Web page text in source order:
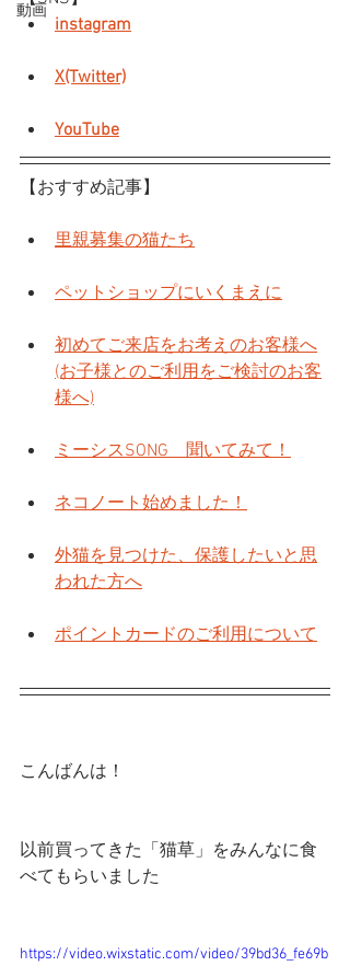
動画
instagram
X(Twitter)
YouTube
【おすすめ記事】
里親募集の猫たち
ペットショップにいくまえに
初めてご来店をお考えのお客様へ
(お子様とのご利用をご検討のお客
様へ)
ミーシスSONG　聞いてみて！
ネコノート始めました！
外猫を見つけた、保護したいと思
われた方へ
ポイントカードのご利用について
こんばんは！
以前買ってきた「猫草」をみんなに食
べてもらいました
https://video.wixstatic.com/video/39bd36_fe69b